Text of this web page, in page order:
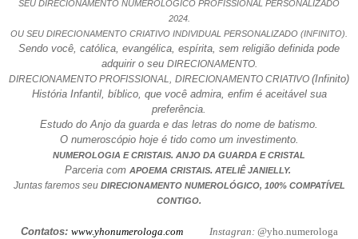
SEU DIRECIONAMENTO NUMEROLÓGICO PROFISSIONAL PERSONALIZADO
2024.
OU SEU DIRECIONAMENTO CRIATIVO INDIVIDUAL PERSONALIZADO (INFINITO).
Sendo você, católica, evangélica, espírita, sem religião definida pode
adquirir o seu DIRECIONAMENTO.
DIRECIONAMENTO PROFISSIONAL, DIRECIONAMENTO CRIATIVO (Infinito)
História Infantil, bíblico, que você admira, enfim é aceitável sua
preferência.
Estudo do Anjo da guarda e das letras do nome de batismo.
O numeroscópio hoje é tido como um investimento.
NUMEROLOGIA E CRISTAIS. ANJO DA GUARDA E CRISTAL
Parceria com APOEMA CRISTAIS. ATELIÊ JANIELLY.
Juntas faremos seu DIRECIONAMENTO NUMEROLÓGICO, 100% COMPATÍVEL
CONTIGO.
Contatos: www.yhonumerologa.comInstagran: @yho.numerologa